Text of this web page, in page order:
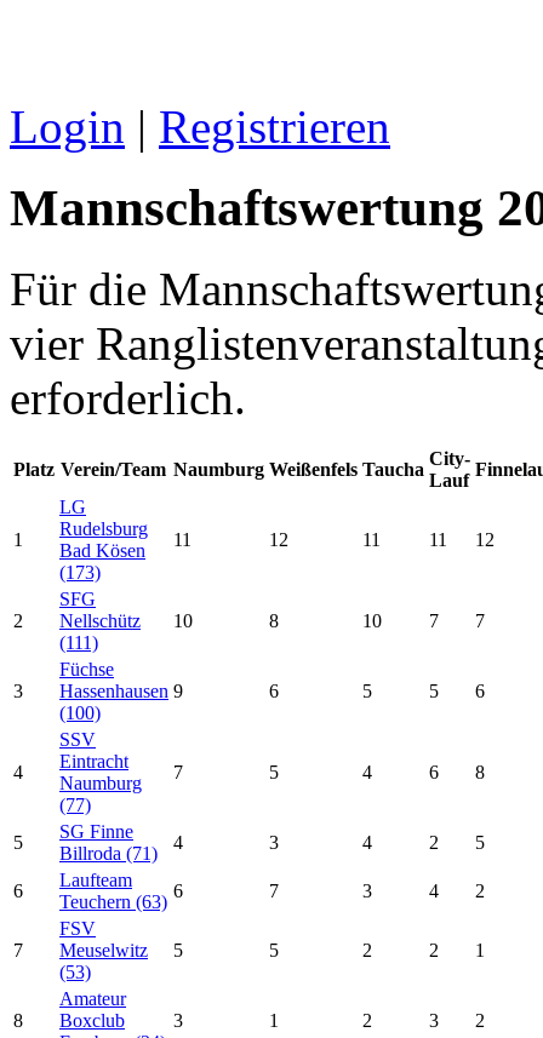
Login | Registrieren
Mannschaftswertung
Für die
vier
erforderlich.
Platz Verein/Team Naumburg Weißenfels Taucha
City-
Lauf
1
LG
Rudelsburg
Bad Kösen
(173)
11 12 11 11 12
2
SFG
Nellschütz
(111)
10 8 10 7 7
3
Füchse
Hassenhausen
(100)
9 6 5 5 6
4
SSV
Eintracht
Naumburg
(77)
7 5 4 6 8
5
SG Finne
Billroda (71)
4 3 4 2 5
6
Laufteam
Teuchern (63)
6 7 3 4 2
7
FSV
Meuselwitz
(53)
5 5 2 2 1
8
Amateur
Boxclub
3 1 2 3 2